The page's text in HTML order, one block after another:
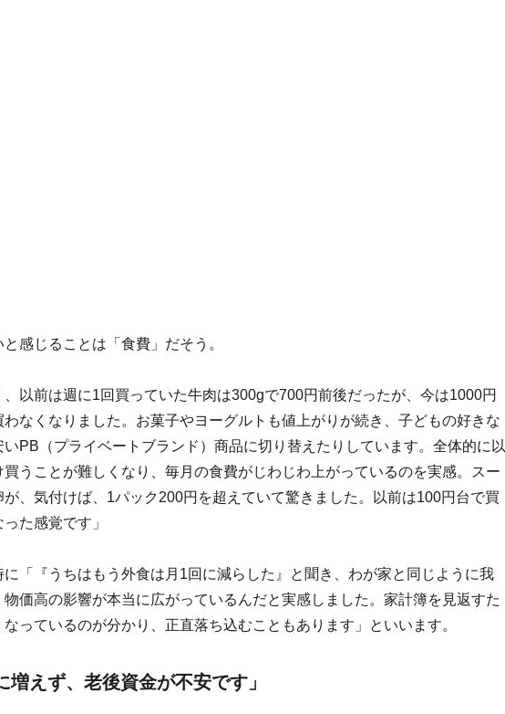
感じることは「食費」だそう。
、以前は週に1回買っていた牛肉は300gで700円前後だったが、今は1000円
なくなりました。お菓子やヨーグルトも値上がりが続き、子どもの好きな
PB（プライベートブランド）商品に切り替えたりしています。全体的に以
うことが難しくなり、毎月の食費がじわじわ上がっているのを実感。スー
、気付けば、1パック200円を超えていて驚きました。以前は100円台で買
た感覚です」
「『うちはもう外食は月1回に減らした』と聞き、わが家と同じように我
価高の影響が本当に広がっているんだと実感しました。家計簿を見返すた
っているのが分かり、正直落ち込むこともあります」といいます。
増えず、老後資金が不安です」